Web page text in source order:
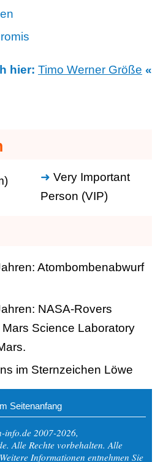
hier: Timo Werner Größe «
Very Important
Person (VIP)
Atombombenabwurf
NASA-Rovers
Science Laboratory
im Sternzeichen Löwe
Seitenanfang
info.de 2007-2026,
Alle Rechte vorbehalten. Alle
Informationen entnehmen Sie